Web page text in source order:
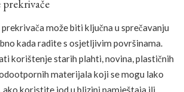
može biti ključna u sprečavanju
kada radite s osjetljivim površinama.
korištenje starih plahti, novina, plastičnih
materijala koji se mogu lako
koristite jod u blizini namještaja ili